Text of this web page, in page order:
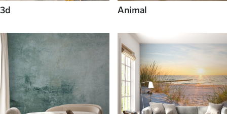
3d Animal